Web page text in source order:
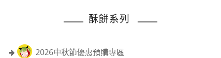
酥餅系列
2026中秋節優惠預購專區